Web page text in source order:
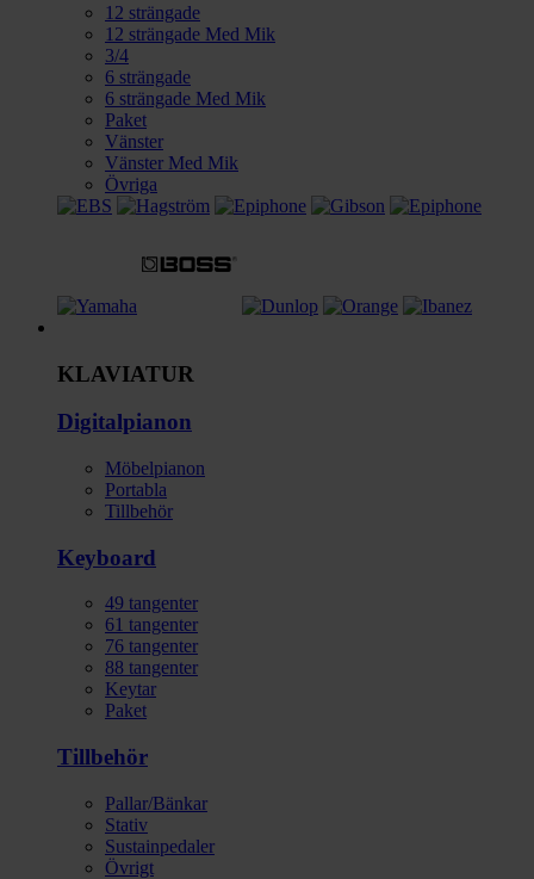
12 strängade
12 strängade Med Mik
3/4
6 strängade
6 strängade Med Mik
Paket
Vänster
Vänster Med Mik
Övriga
KLAVIATUR
Digitalpianon
Möbelpianon
Portabla
Tillbehör
Keyboard
49 tangenter
61 tangenter
76 tangenter
88 tangenter
Keytar
Paket
Tillbehör
Pallar/Bänkar
Stativ
Sustainpedaler
Övrigt